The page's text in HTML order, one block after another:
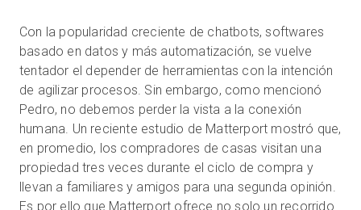
Con la popularidad creciente de chatbots, softwares
basado en datos y más automatización, se vuelve
tentador el depender de herramientas con la intención
de agilizar procesos. Sin embargo, como mencionó
Pedro, no debemos perder la vista a la conexión
humana. Un reciente estudio de Matterport mostró que,
en promedio, los compradores de casas visitan una
propiedad tres veces durante el ciclo de compra y
llevan a familiares y amigos para una segunda opinión.
Es por ello que Matterport ofrece no solo un recorrido